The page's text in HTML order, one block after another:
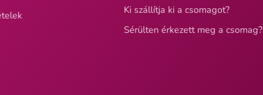
Ki szállítja ki a csomagot?
Sérülten érkezett meg a csomag?